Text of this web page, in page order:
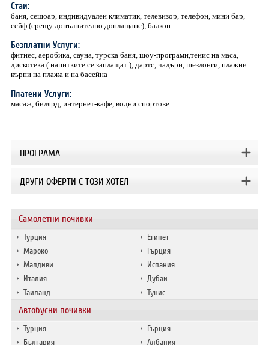
Самолетни почивки
Турция
Египет
Мароко
Гърция
Малдиви
Испания
Италия
Дубай
Тайланд
Тунис
Автобусни почивки
Турция
Гърция
България
Албания
Стаи:
баня, сешоар, индивидуален климатик, телевизор, телефон, мини бар,
сейф (срещу допълнително доплащане), балкон
Безплатни Услуги:
фитнес, аеробика, сауна, турска баня, шоу-програми,тенис на маса,
дискотека ( напитките се заплащат ), дартс, чадъри, шезлонги, плажни
кърпи на плажа и на басейна
Платени Услуги:
масаж, билярд, интернет-кафе, водни спортове
ПРОГРАМА
ДРУГИ ОФЕРТИ С ТОЗИ ХОТЕЛ